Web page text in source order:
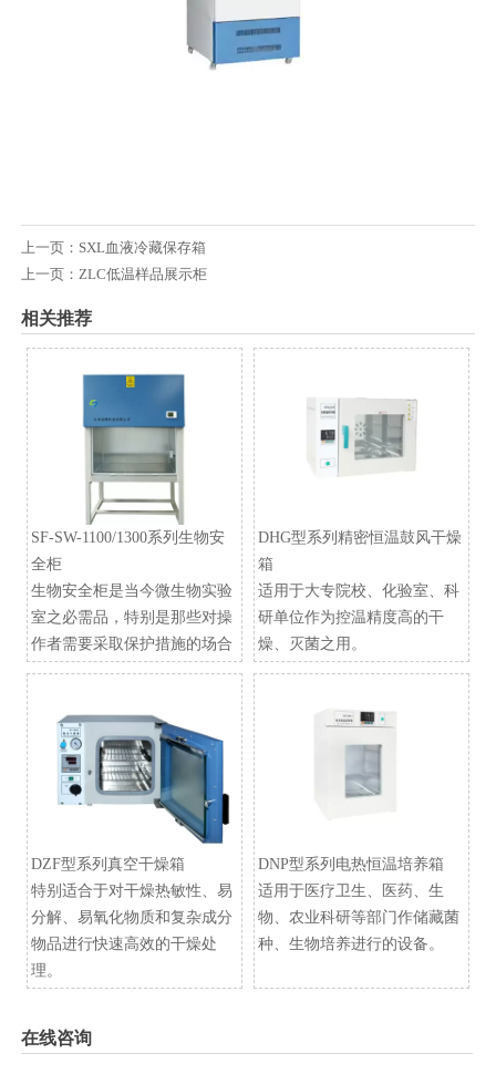
上一页： SXL血液冷藏保存箱
上一页： ZLC低温样品展示柜
相关推荐
SF-SW-1100/1300系列生物安
全柜
生物安全柜是当今微生物实验
室之必需品，特别是那些对操
作者需要采取保护措施的场合
DHG型系列精密恒温鼓风干燥
箱
适用于大专院校、化验室、科
研单位作为控温精度高的干
燥、灭菌之用。
DZF型系列真空干燥箱
特别适合于对干燥热敏性、易
分解、易氧化物质和复杂成分
物品进行快速高效的干燥处
理。
​DNP型系列电热恒温培养箱
适用于医疗卫生、医药、生
物、农业科研等部门作储藏菌
种、生物培养进行的设备。
在线咨询